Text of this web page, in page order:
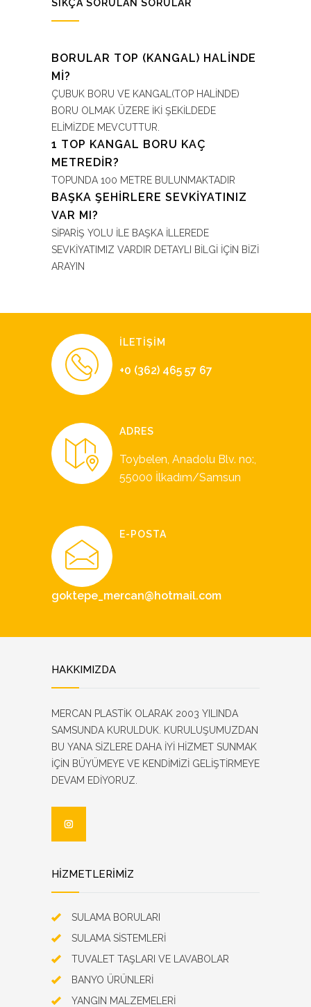
SIKÇA SORULAN SORULAR
BORULAR TOP (KANGAL) HALİNDE
Mİ?
ÇUBUK BORU VE KANGAL(TOP HALİNDE)
BORU OLMAK ÜZERE İKİ ŞEKİLDEDE
ELİMİZDE MEVCUTTUR.
1 TOP KANGAL BORU KAÇ
METREDİR?
TOPUNDA 100 METRE BULUNMAKTADIR
BAŞKA ŞEHİRLERE SEVKİYATINIZ
VAR MI?
SİPARİŞ YOLU İLE BAŞKA İLLEREDE
SEVKİYATIMIZ VARDIR DETAYLI BİLGİ İÇİN BİZİ
ARAYIN
İLETİŞİM
+0 (362) 465 57 67
ADRES
Toybelen, Anadolu Blv. no:,
55000 İlkadım/Samsun
E-POSTA
goktepe_mercan@hotmail.com
HAKKIMIZDA
MERCAN PLASTİK OLARAK 2003 YILINDA
SAMSUNDA KURULDUK. KURULUŞUMUZDAN
BU YANA SİZLERE DAHA İYİ HİZMET SUNMAK
İÇİN BÜYÜMEYE VE KENDİMİZİ GELİŞTİRMEYE
DEVAM EDİYORUZ.
HİZMETLERİMİZ
SULAMA BORULARI
SULAMA SİSTEMLERİ
TUVALET TAŞLARI VE LAVABOLAR
BANYO ÜRÜNLERİ
YANGIN MALZEMELERİ